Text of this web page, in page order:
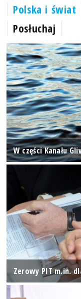
Polska i świat
Posłuchaj
W części Kanału
Zerowy PIT m.in.